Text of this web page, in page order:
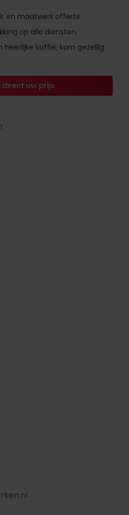
en maatwerk offerte
op alle diensten.
heerlijke koffie, kom gezellig
uw prijs